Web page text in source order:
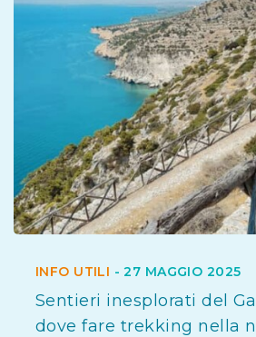
INFO UTILI -27 MAGGIO 2025
Sentieri inesplorati del
dove fare trekking nella